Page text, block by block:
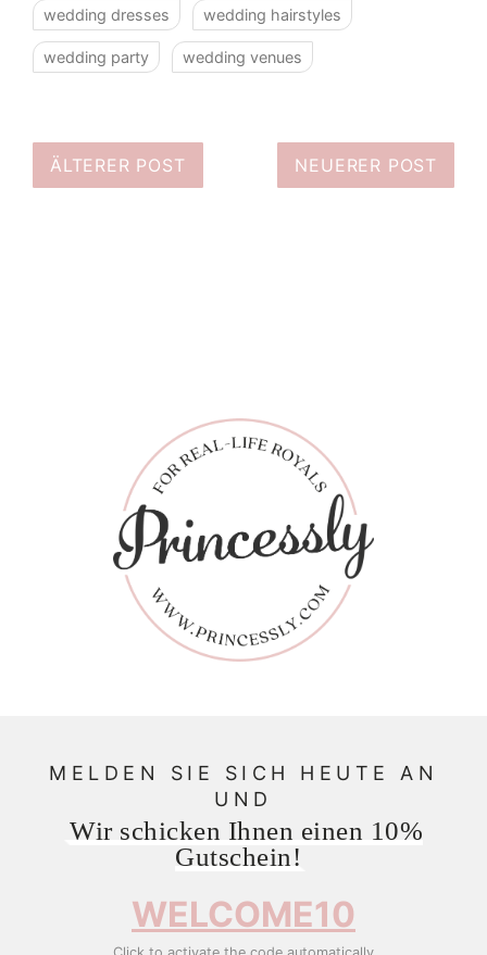
wedding dresses wedding hairstyles
wedding party wedding venues
ÄLTERER POST NEUERER POST
MELDEN SIE SICH HEUTE AN
UND
Wir schicken Ihnen einen 10%
Gutschein!
WELCOME10